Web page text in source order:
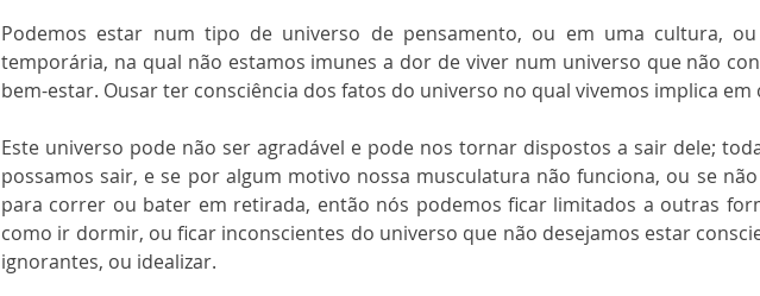
Podemos estar num tipo de universo de pensamento, ou em uma cultura,
temporária, na qual não estamos imunes a dor de viver num universo que não
bem-estar. Ousar ter consciência dos fatos do universo no qual vivemos implica em
Este universo pode não ser agradável e pode nos tornar dispostos a sair dele;
possamos sair, e se por algum motivo nossa musculatura não funciona, ou se
para correr ou bater em retirada, então nós podemos ficar limitados a outras
como ir dormir, ou ficar inconscientes do universo que não desejamos estar
ignorantes, ou idealizar.